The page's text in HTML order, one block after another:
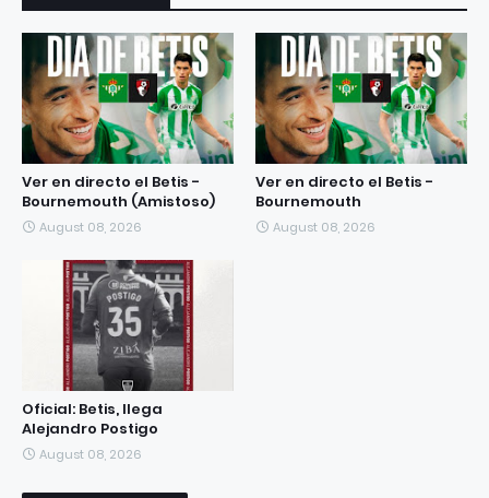
Ver en directo el Betis -
Bournemouth (Amistoso)
August 08, 2026
Ver en directo el Betis -
Bournemouth
August 08, 2026
Oficial: Betis, llega
Alejandro Postigo
August 08, 2026